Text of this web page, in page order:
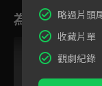
為您推薦略過片頭
收藏片單
觀劇紀錄